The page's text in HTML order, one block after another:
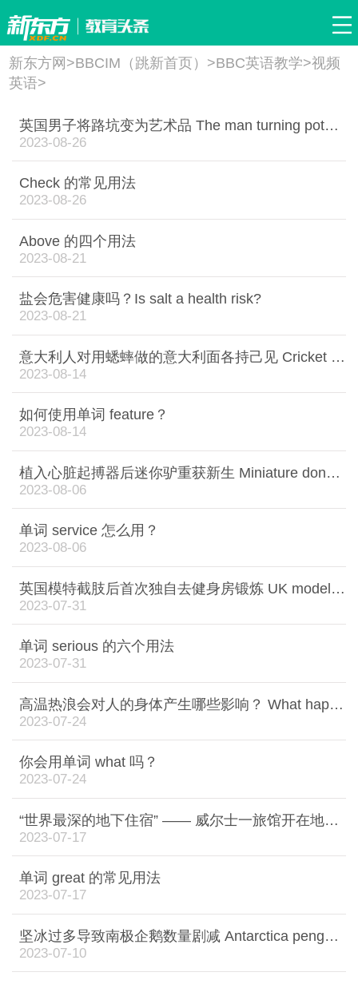
首页 考研 四六级 专升本 留学考试
新东方网>BBCIM（跳新首页） >BBC英语教学>视频
英语>
英国男子将路坑变为艺术品 The man turning potholes into works of art
2023-08-26
Check 的常见用法
2023-08-26
Above 的四个用法
2023-08-21
盐会危害健康吗？Is salt a health risk?
2023-08-21
意大利人对用蟋蟀做的意大利面各持己见 Cricket pasta divides opinion in Italy
2023-08-14
如何使用单词 feature？
2023-08-14
植入心脏起搏器后迷你驴重获新生 Miniature donkey given new lease of life with pacemaker
2023-08-06
单词 service 怎么用？
2023-08-06
英国模特截肢后首次独自去健身房锻炼 UK model goes to gym for the first time as an amputee
2023-07-31
单词 serious 的六个用法
2023-07-31
高温热浪会对人的身体产生哪些影响？ What happens to your body in a heatwave?
2023-07-24
你会用单词 what 吗？
2023-07-24
“世界最深的地下住宿” —— 威尔士一旅馆开在地下419米处'Deepest sleep in the world' – a Welsh hotel that's 419m underground
2023-07-17
单词 great 的常见用法
2023-07-17
坚冰过多导致南极企鹅数量剧减 Antarctica penguins: How too much ice triggered population decline
2023-07-10